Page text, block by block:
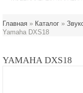
Главная » Каталог »
Yamaha DXS18
YAMAHA DXS18